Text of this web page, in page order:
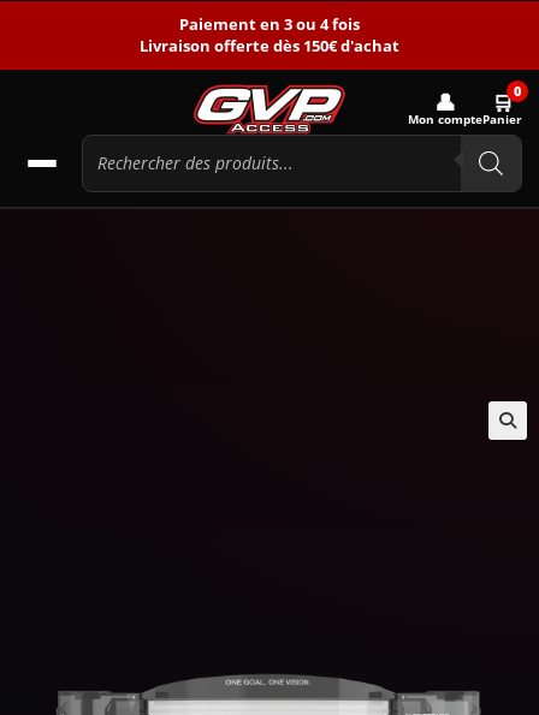
Paiement en 3 ou 4 fois
Livraison offerte dès 150€ d'achat
👤
Mon compte
🛒0
Panier